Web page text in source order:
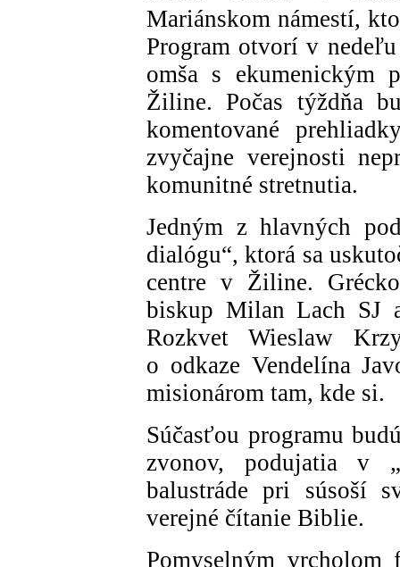
Mariánskom námestí,
Program otvorí v
omša s ekumenickým
Žiline. Počas týždňa
komentované
zvyčajne verejnosti
komunitné stretnutia.
Jedným z hlavných
dialógu“, ktorá sa
centre v Žiline.
biskup Milan Lach SJ
Rozkvet Wieslaw
o odkaze Vendelína
misionárom tam, kde si.
Súčasťou programu
zvonov, podujatia v
balustráde pri súsoší
verejné čítanie Biblie.
Pomyselným